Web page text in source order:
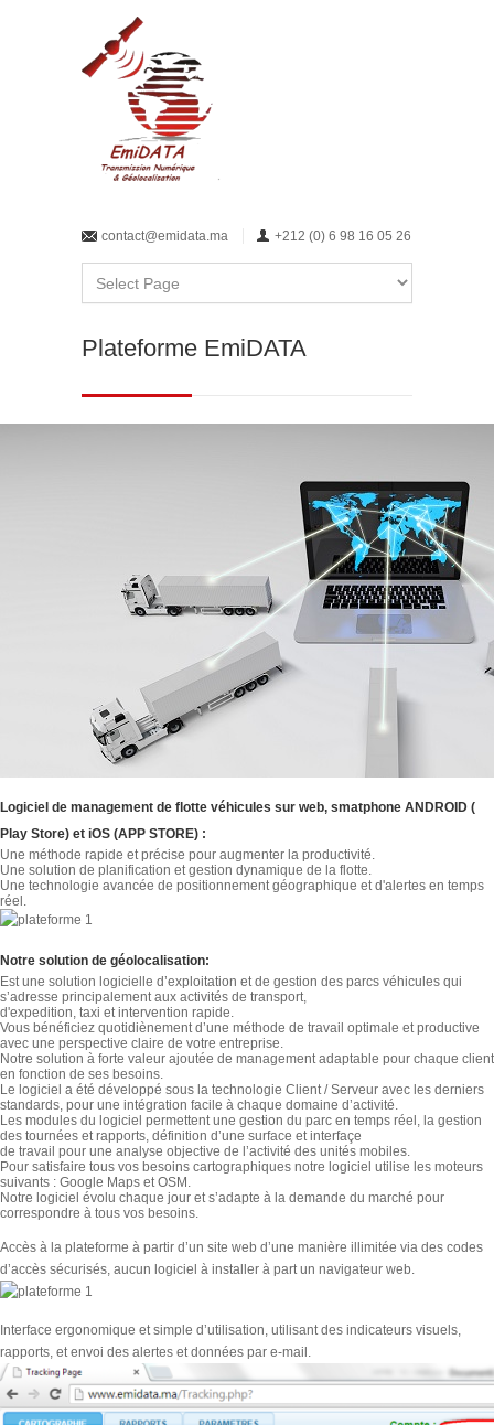
contact@emidata.ma +212 (0) 6 98 16 05 26
Plateforme EmiDATA
Logiciel de management de flotte véhicules sur web, smatphone ANDROID (
Play Store) et iOS (APP STORE) :
Une méthode rapide et précise pour augmenter la productivité.
Une solution de planification et gestion dynamique de la flotte.
Une technologie avancée de positionnement géographique et d'alertes en temps
réel.
Notre solution de géolocalisation:
Est une solution logicielle d’exploitation et de gestion des parcs véhicules qui
s’adresse principalement aux activités de transport,
d'expedition, taxi et intervention rapide.
Vous bénéficiez quotidiènement d’une méthode de travail optimale et productive
avec une perspective claire de votre entreprise.
Notre solution à forte valeur ajoutée de management adaptable pour chaque client
en fonction de ses besoins.
Le logiciel a été développé sous la technologie Client / Serveur avec les derniers
standards, pour une intégration facile à chaque domaine d’activité.
Les modules du logiciel permettent une gestion du parc en temps réel, la gestion
des tournées et rapports, définition d’une surface et interfaçe
de travail pour une analyse objective de l’activité des unités mobiles.
Pour satisfaire tous vos besoins cartographiques notre logiciel utilise les moteurs
suivants : Google Maps et OSM.
Notre logiciel évolu chaque jour et s’adapte à la demande du marché pour
correspondre à tous vos besoins.
Accès à la plateforme à partir d’un site web d’une manière illimitée via des codes
d’accès sécurisés, aucun logiciel à installer à part un navigateur web.
Interface ergonomique et simple d’utilisation, utilisant des indicateurs visuels,
rapports, et envoi des alertes et données par e-mail.